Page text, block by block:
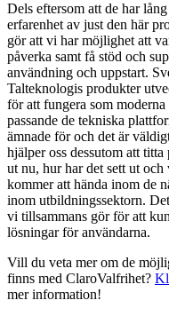
Dels eftersom att de har
erfarenhet av just den här
gör att vi har möjlighet att
påverka samt få stöd och
användning och uppstart.
Talteknologis produkter
för att fungera som
passande de tekniska
ämnade för och det är
hjälper oss dessutom att titta
ut nu, hur har det sett ut och
kommer att hända inom de
inom utbildningssektorn.
vi tillsammans gör för att
lösningar för användarna.
Vill du veta mer om de
finns med ClaroValfrihet?
mer information!